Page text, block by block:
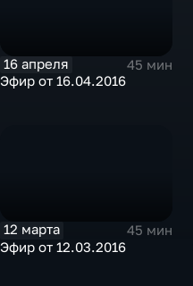
16 апреля
45 мин
Эфир от 16.04.2016
12 марта
45 мин
Эфир от 12.03.2016